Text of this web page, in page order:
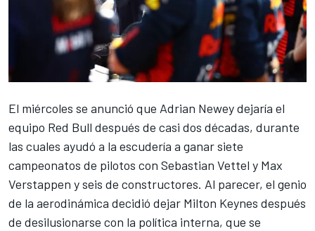
El miércoles se anunció que Adrian Newey dejaría el
equipo Red Bull después de casi dos décadas, durante
las cuales ayudó a la escudería a ganar siete
campeonatos de pilotos con Sebastian Vettel y Max
Verstappen y seis de constructores. Al parecer, el genio
de la aerodinámica decidió dejar Milton Keynes después
de desilusionarse con la política interna, que se